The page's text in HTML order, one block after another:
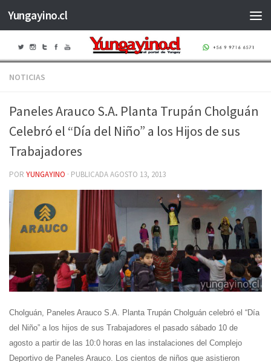
Saltar al contenido
Yungayino.cl
NOTICIAS
Paneles Arauco S.A. Planta Trupán Cholguán
Celebró el “Día del Niño” a los Hijos de sus
Trabajadores
POR YUNGAYINO · PUBLICADAAGOSTO 13, 2013
Cholguán, Paneles Arauco S.A. Planta Trupán Cholguán celebró el “Día
del Niño” a los hijos de sus Trabajadores el pasado sábado 10 de
agosto a partir de las 10:0 horas en las instalaciones del Complejo
Deportivo de Paneles Arauco. Los cientos de niños que asistieron